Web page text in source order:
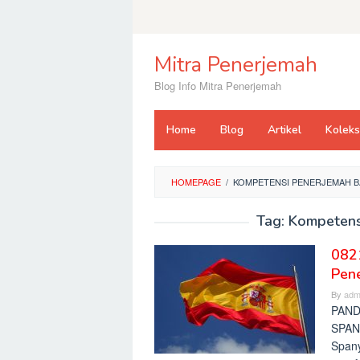
Mitra Penerjemah
Blog Info Mitra Penerjemah
Home Blog Artikel
HOMEPAGE / KOMPETENSI PENERJEMAH
Tag:
By